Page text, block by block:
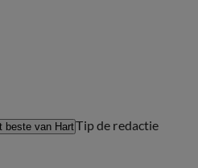
beste van HartTip de redactie